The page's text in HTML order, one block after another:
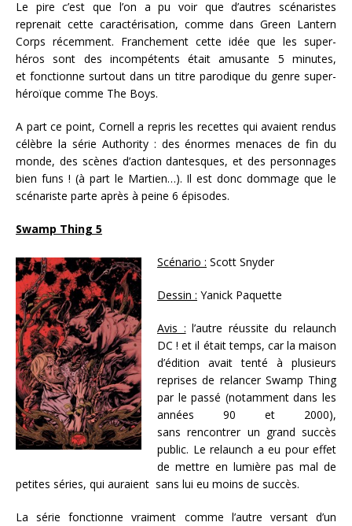
Le pire c’est que l’on a pu voir que d’autres scénaristes
reprenait cette caractérisation, comme dans Green Lantern
Corps récemment. Franchement cette idée que les super-
héros sont des incompétents était amusante 5 minutes,
et fonctionne surtout dans un titre parodique du genre super-
héroïque comme The Boys.
A part ce point, Cornell a repris les recettes qui avaient rendus
célèbre la série Authority : des énormes menaces de fin du
monde, des scènes d’action dantesques, et des personnages
bien funs ! (à part le Martien…). Il est donc dommage que le
scénariste parte après à peine 6 épisodes.
Swamp Thing 5
Scénario : Scott Snyder
Dessin : Yanick Paquette
Avis : l’autre réussite du relaunch
DC ! et il était temps, car la maison
d’édition avait tenté à plusieurs
reprises de relancer Swamp Thing
par le passé (notamment dans les
années 90 et 2000),
sans rencontrer un grand succès
public. Le relaunch a eu pour effet
de mettre en lumière pas mal de
petites séries, qui auraient sans lui eu moins de succès.
La série fonctionne vraiment comme l’autre versant d’un